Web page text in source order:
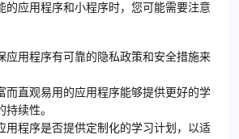
的应用程序和小程序时，您可能需要注意
应用程序有可靠的隐私政策和安全措施来
而直观易用的应用程序能够提供更好的学
续性。
用程序是否提供定制化的学习计划，以适